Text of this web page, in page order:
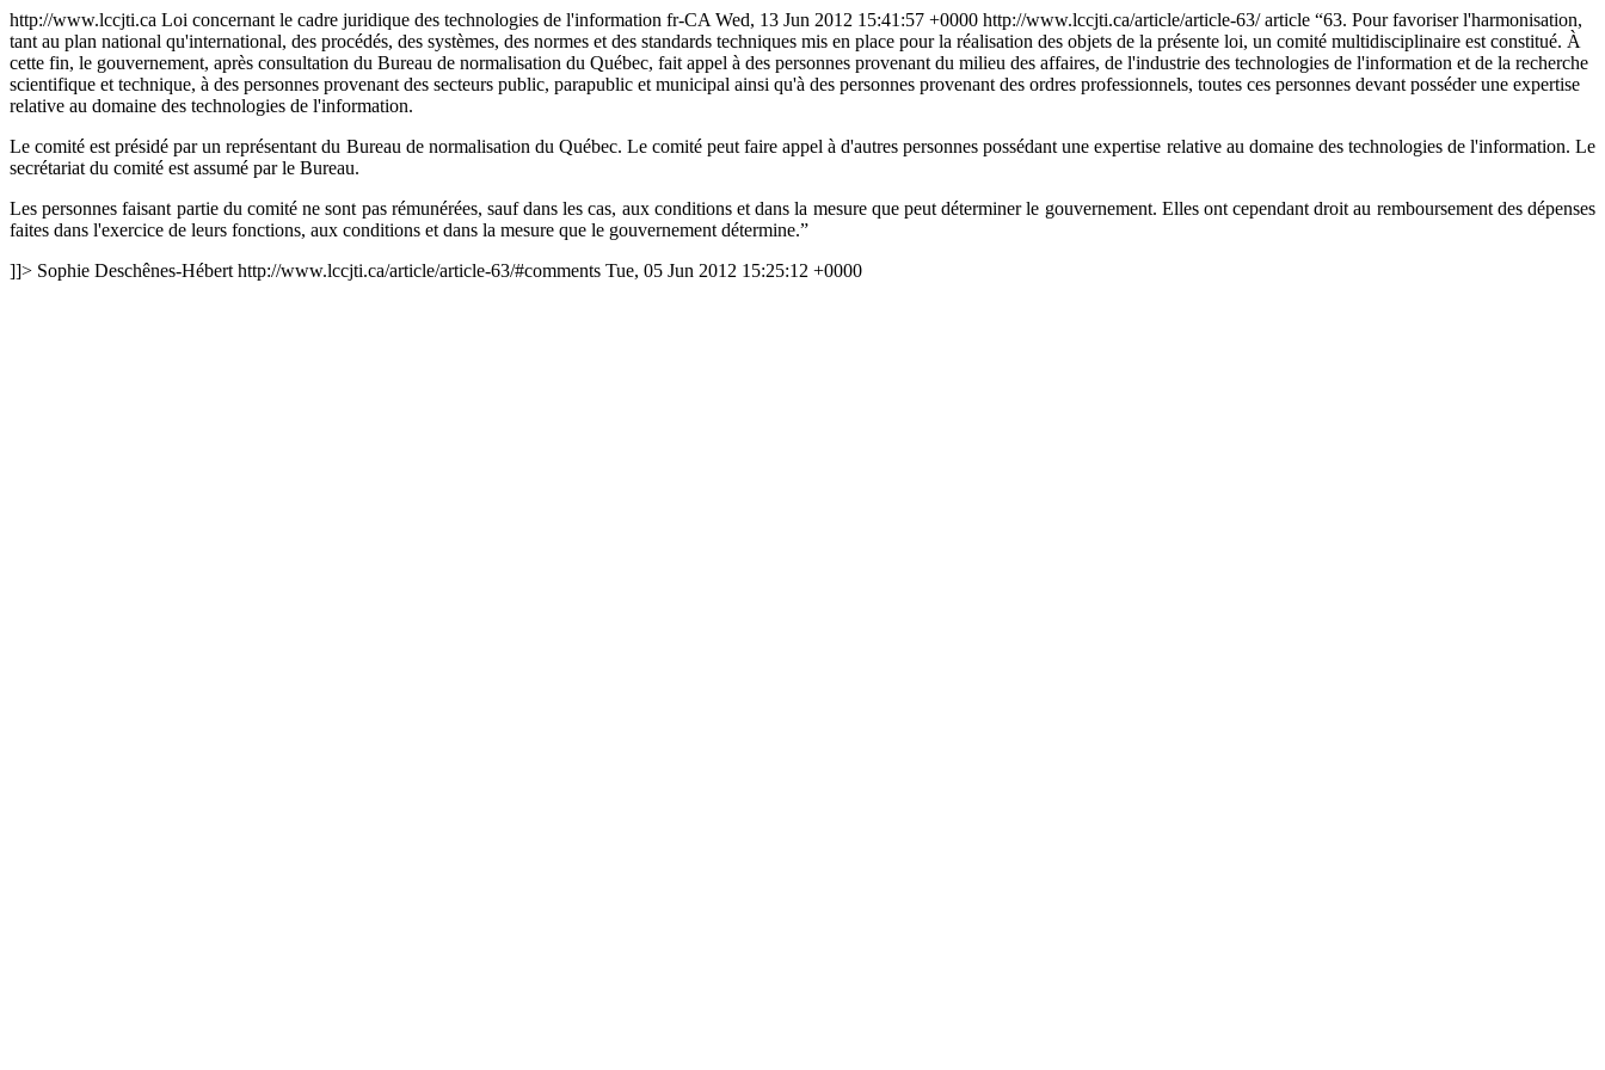
http://www.lccjti.ca Loi concernant le cadre juridique des technologies de l'information fr-CA Wed, 13 Jun 2012 15:41:57 +0000 http://www.lccjti.ca/article/article-63/article “63. Pour favoriser l'harmonisation,
tant au plan national qu'international, des procédés, des systèmes, des normes et des standards techniques mis en place pour la réalisation des objets de la présente loi, un comité multidisciplinaire est constitué. À
cette fin, le gouvernement, après consultation du Bureau de normalisation du Québec, fait appel à des personnes provenant du milieu des affaires, de l'industrie des technologies de l'information et de la recherche
scientifique et technique, à des personnes provenant des secteurs public, parapublic et municipal ainsi qu'à des personnes provenant des ordres professionnels, toutes ces personnes devant posséder une expertise
relative au domaine des technologies de l'information.
Le comité est présidé par un représentant du Bureau de normalisation du Québec. Le comité peut faire appel à d'autres personnes possédant une expertise relative au domaine des technologies de l'information. Le
secrétariat du comité est assumé par le Bureau.
Les personnes faisant partie du comité ne sont pas rémunérées, sauf dans les cas, aux conditions et dans la mesure que peut déterminer le gouvernement. Elles ont cependant droit au remboursement des dépenses
faites dans l'exercice de leurs fonctions, aux conditions et dans la mesure que le gouvernement détermine.”
]]> Sophie Deschênes-Hébert http://www.lccjti.ca/article/article-63/#comments Tue, 05 Jun 2012 15:25:12 +0000